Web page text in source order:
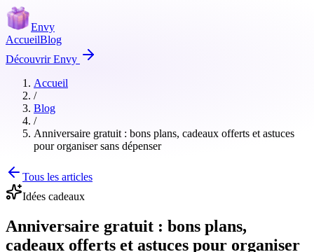
Envy
AccueilBlog
Découvrir Envy
Accueil
/
Blog
/
Anniversaire gratuit : bons plans, cadeaux offerts et astuces
pour organiser sans dépenser
Tous les articles
Idées cadeaux
Anniversaire gratuit : bons plans,
cadeaux offerts et astuces pour organiser